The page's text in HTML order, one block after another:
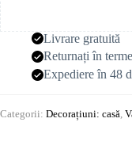
Livrare gratuită
Returnați în
Expediere în 48
Categorii: Decorațiuni: casă,